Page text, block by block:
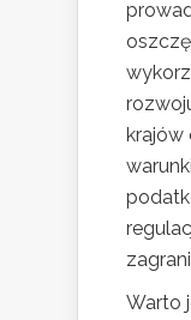
krajów
Warto